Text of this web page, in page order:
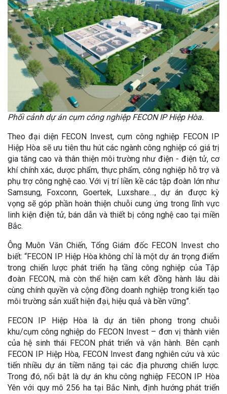
Phối cảnh dự án cụm công nghiệp FECON IP Hiệp Hòa.
Theo đại diện FECON Invest, cụm công nghiệp FECON IP
Hiệp Hòa sẽ ưu tiên thu hút các ngành công nghiệp có giá trị
gia tăng cao và thân thiện môi trường như điện - điện tử, cơ
khí chính xác, dược phẩm, thực phẩm, công nghiệp hỗ trợ và
phụ trợ công nghệ cao. Với vị trí liền kề các tập đoàn lớn như
Samsung, Foxconn, Goertek, Luxshare…, dự án được kỳ
vọng sẽ góp phần hoàn thiện chuỗi cung ứng trong lĩnh vực
linh kiện điện tử, bán dẫn và thiết bị công nghệ cao tại miền
Bắc.
Ông Muôn Văn Chiến, Tổng Giám đốc FECON Invest cho
biết: “FECON IP Hiệp Hòa không chỉ là một dự án trọng điểm
trong chiến lược phát triển hạ tầng công nghiệp của Tập
đoàn FECON, mà còn thể hiện cam kết đồng hành lâu dài
cùng chính quyền và cộng đồng doanh nghiệp trong kiến tạo
môi trường sản xuất hiện đại, hiệu quả và bền vững”.
FECON IP Hiệp Hòa là dự án tiên phong trong chuỗi
khu/cụm công nghiệp do FECON Invest – đơn vị thành viên
của hệ sinh thái FECON phát triển và vận hành. Bên cạnh
FECON IP Hiệp Hòa, FECON Invest đang nghiên cứu và xúc
tiến nhiều dự án tiềm năng tại các địa phương chiến lược.
Trong đó, nổi bật là dự án khu công nghiệp FECON IP Hòa
Yên với quy mô 256 ha tại Bắc Ninh, định hướng phát triển